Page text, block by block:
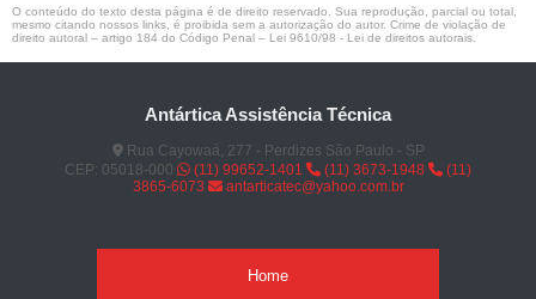
O conteúdo do texto desta página é de direito reservado. Sua reprodução, parcial ou total,
mesmo citando nossos links, é proibida sem a autorização do autor. Crime de violação de
direito autoral – artigo 184 do Código Penal – Lei 9610/98 - Lei de direitos autorais
Antártica Assistência Técnica
Rua Cayowaá, 277 - Perdizes São Paulo - SP
CEP: 05018-000
(11) 99652-1401 (11) 3673-1948
(11)
3865-6073
antarticatec@yahoo.com.br
Home